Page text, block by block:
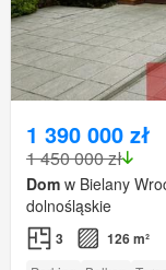
1 390 000 zł
1 450 000 zł
Dom w Bielany
dolnośląskie
3 126 m²